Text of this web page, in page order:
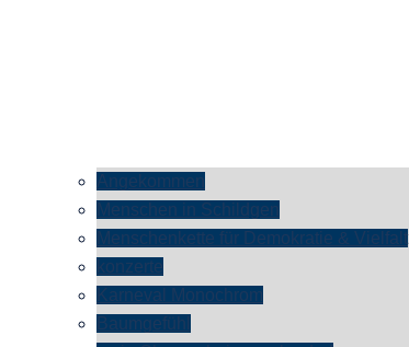
Angekommen
Menschen in Schildgen
Menschenkette für Demokratie & Vielfalt
konzerte
Karneval Monochrom
Baumgefühl